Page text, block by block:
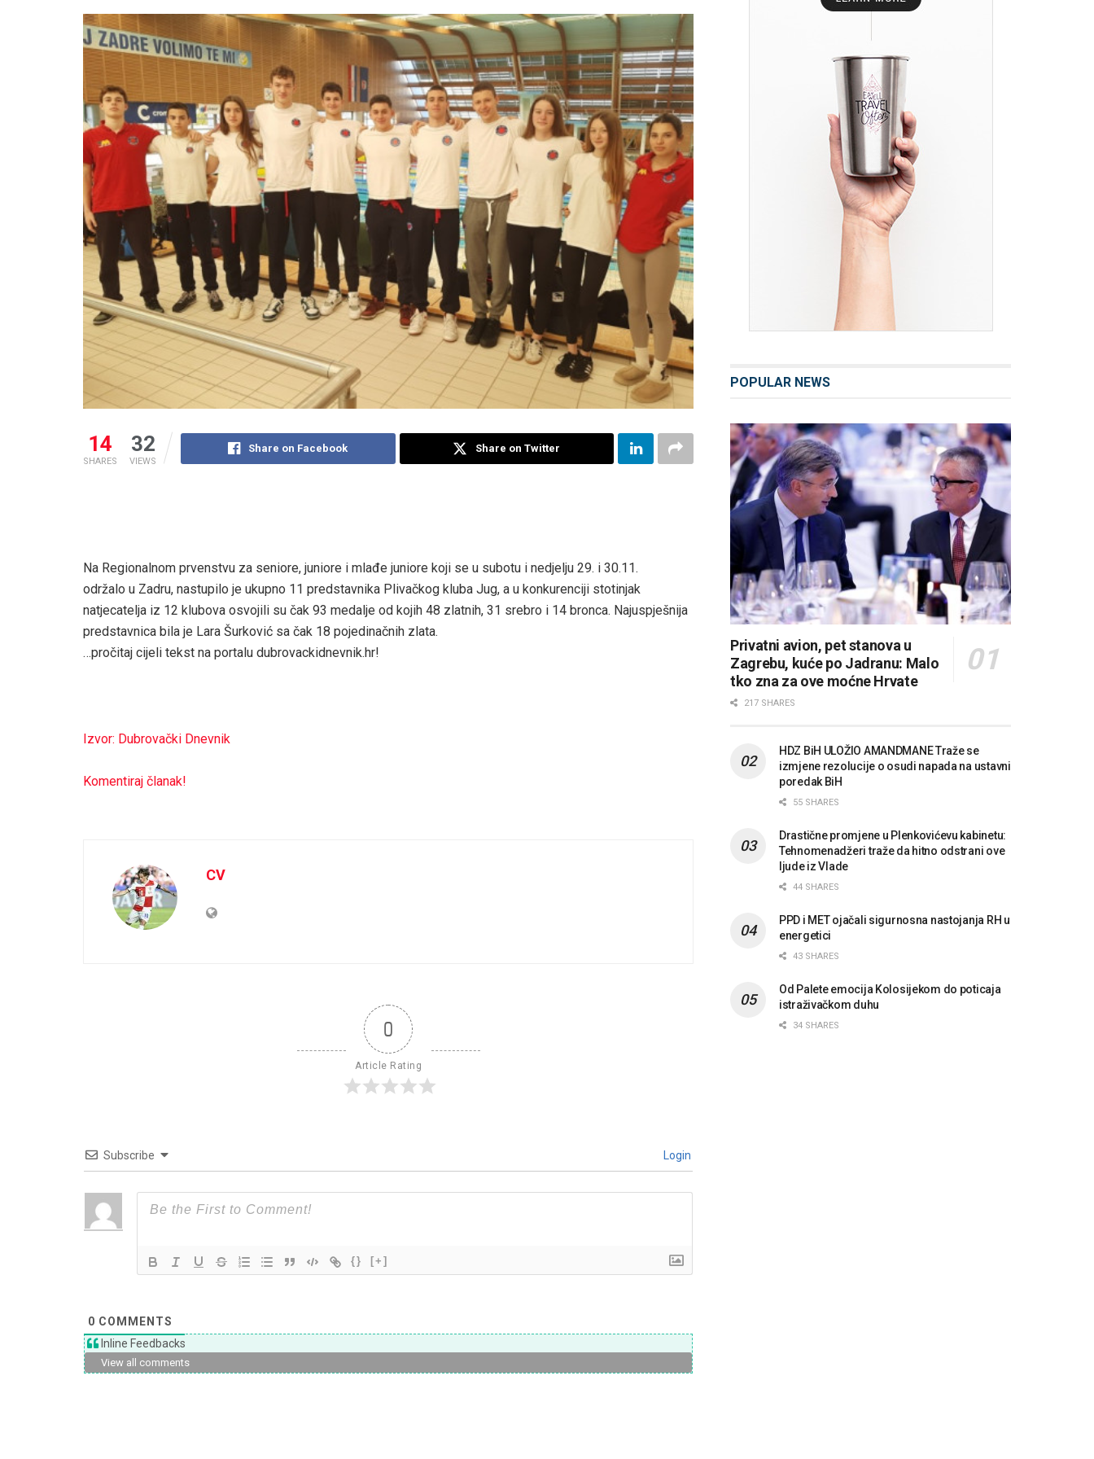
14
SHARES
32
VIEWS
Share on Facebook Share on Twitter
Na Regionalnom prvenstvu za seniore, juniore i mlađe juniore koji se u subotu i nedjelju 29. i 30.11.
održalo u Zadru, nastupilo je ukupno 11 predstavnika Plivačkog kluba Jug, a u konkurenciji stotinjak
natjecatelja iz 12 klubova osvojili su čak 93 medalje od kojih 48 zlatnih, 31 srebro i 14 bronca. Najuspješnija
predstavnica bila je Lara Šurković sa čak 18 pojedinačnih zlata.
…pročitaj cijeli tekst na portalu dubrovackidnevnik.hr!
Izvor: Dubrovački Dnevnik
Komentiraj članak!
CV
0
Article Rating
Subscribe Login
{} [+]
0 COMMENTS
Inline Feedbacks
View all comments
POPULAR NEWS
Privatni avion, pet stanova u
Zagrebu, kuće po Jadranu: Malo
tko zna za ove moćne Hrvate
217 SHARES
HDZ BiH ULOŽIO AMANDMANE Traže se
izmjene rezolucije o osudi napada na ustavni
poredak BiH
55 SHARES
Drastične promjene u Plenkovićevu kabinetu:
Tehnomenadžeri traže da hitno odstrani ove
ljude iz Vlade
44 SHARES
PPD i MET ojačali sigurnosna nastojanja RH u
energetici
43 SHARES
Od Palete emocija Kolosijekom do poticaja
istraživačkom duhu
34 SHARES